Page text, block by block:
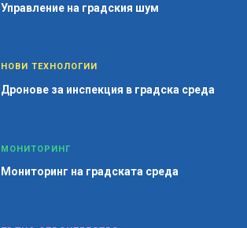
Управление на градския шум
НОВИ ТЕХНОЛОГИИ
Дронове за инспекция в градска среда
МОНИТОРИНГ
Мониторинг на градската среда